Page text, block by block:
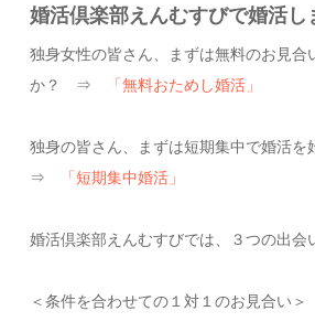
婚活倶楽部えんむすびで婚活し
独身女性の皆さん、まずは無料のお見合
か？ ⇒
「無料おためし婚活」
独身の皆さん、まずは短期集中で婚活
⇒
「短期集中婚活」
婚活倶楽部えんむすびでは、３つの出会
＜条件を合わせての１対１のお見合い＞